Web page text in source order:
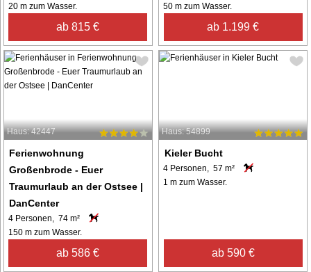
20 m zum Wasser.
ab 815 €
50 m zum Wasser.
ab 1.199 €
Haus: 42447
Ferienwohnung
Großenbrode - Euer
Traumurlaub an der Ostsee |
DanCenter
4 Personen, 74 m²
150 m zum Wasser.
ab 586 €
Haus: 54899
Kieler Bucht
4 Personen, 57 m²
1 m zum Wasser.
ab 590 €